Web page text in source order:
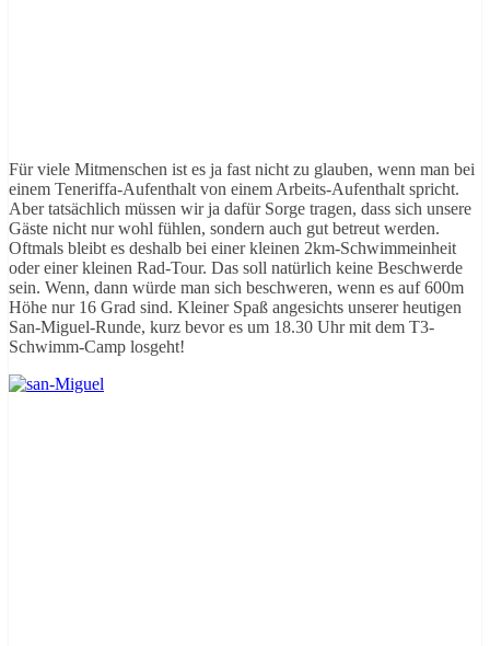
Für viele Mitmenschen ist es ja fast nicht zu glauben, wenn man bei
einem Teneriffa-Aufenthalt von einem Arbeits-Aufenthalt spricht.
Aber tatsächlich müssen wir ja dafür Sorge tragen, dass sich unsere
Gäste nicht nur wohl fühlen, sondern auch gut betreut werden.
Oftmals bleibt es deshalb bei einer kleinen 2km-Schwimmeinheit
oder einer kleinen Rad-Tour. Das soll natürlich keine Beschwerde
sein. Wenn, dann würde man sich beschweren, wenn es auf 600m
Höhe nur 16 Grad sind. Kleiner Spaß angesichts unserer heutigen
San-Miguel-Runde, kurz bevor es um 18.30 Uhr mit dem T3-
Schwimm-Camp losgeht!